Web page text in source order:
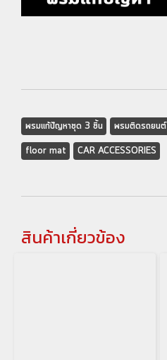
พรมแก้ปัญหาชุด 3 ชิ้น พรมติดรถยนต์
floor mat
CAR ACCESSORIES
สินค้าเกี่ยวข้อง